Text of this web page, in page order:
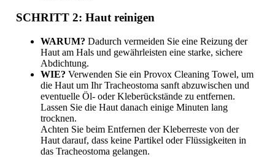
SCHRITT 2: Haut reinigen
WARUM? Dadurch vermeiden Sie eine Reizung der
Haut am Hals und gewährleisten eine starke, sichere
Abdichtung.
WIE? Verwenden Sie ein Provox Cleaning Towel, um
die Haut um Ihr Tracheostoma sanft abzuwischen und
eventuelle Öl- oder Kleberückstände zu entfernen.
Lassen Sie die Haut danach einige Minuten lang
trocknen.
Achten Sie beim Entfernen der Kleberreste von der
Haut darauf, dass keine Partikel oder Flüssigkeiten in
das Tracheostoma gelangen.